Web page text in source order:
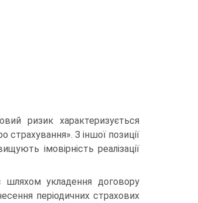
ризик характеризується
страхування». З іншої позиції
імовірність реалізації
шляхом укладення договору
періодичних страхо­вих